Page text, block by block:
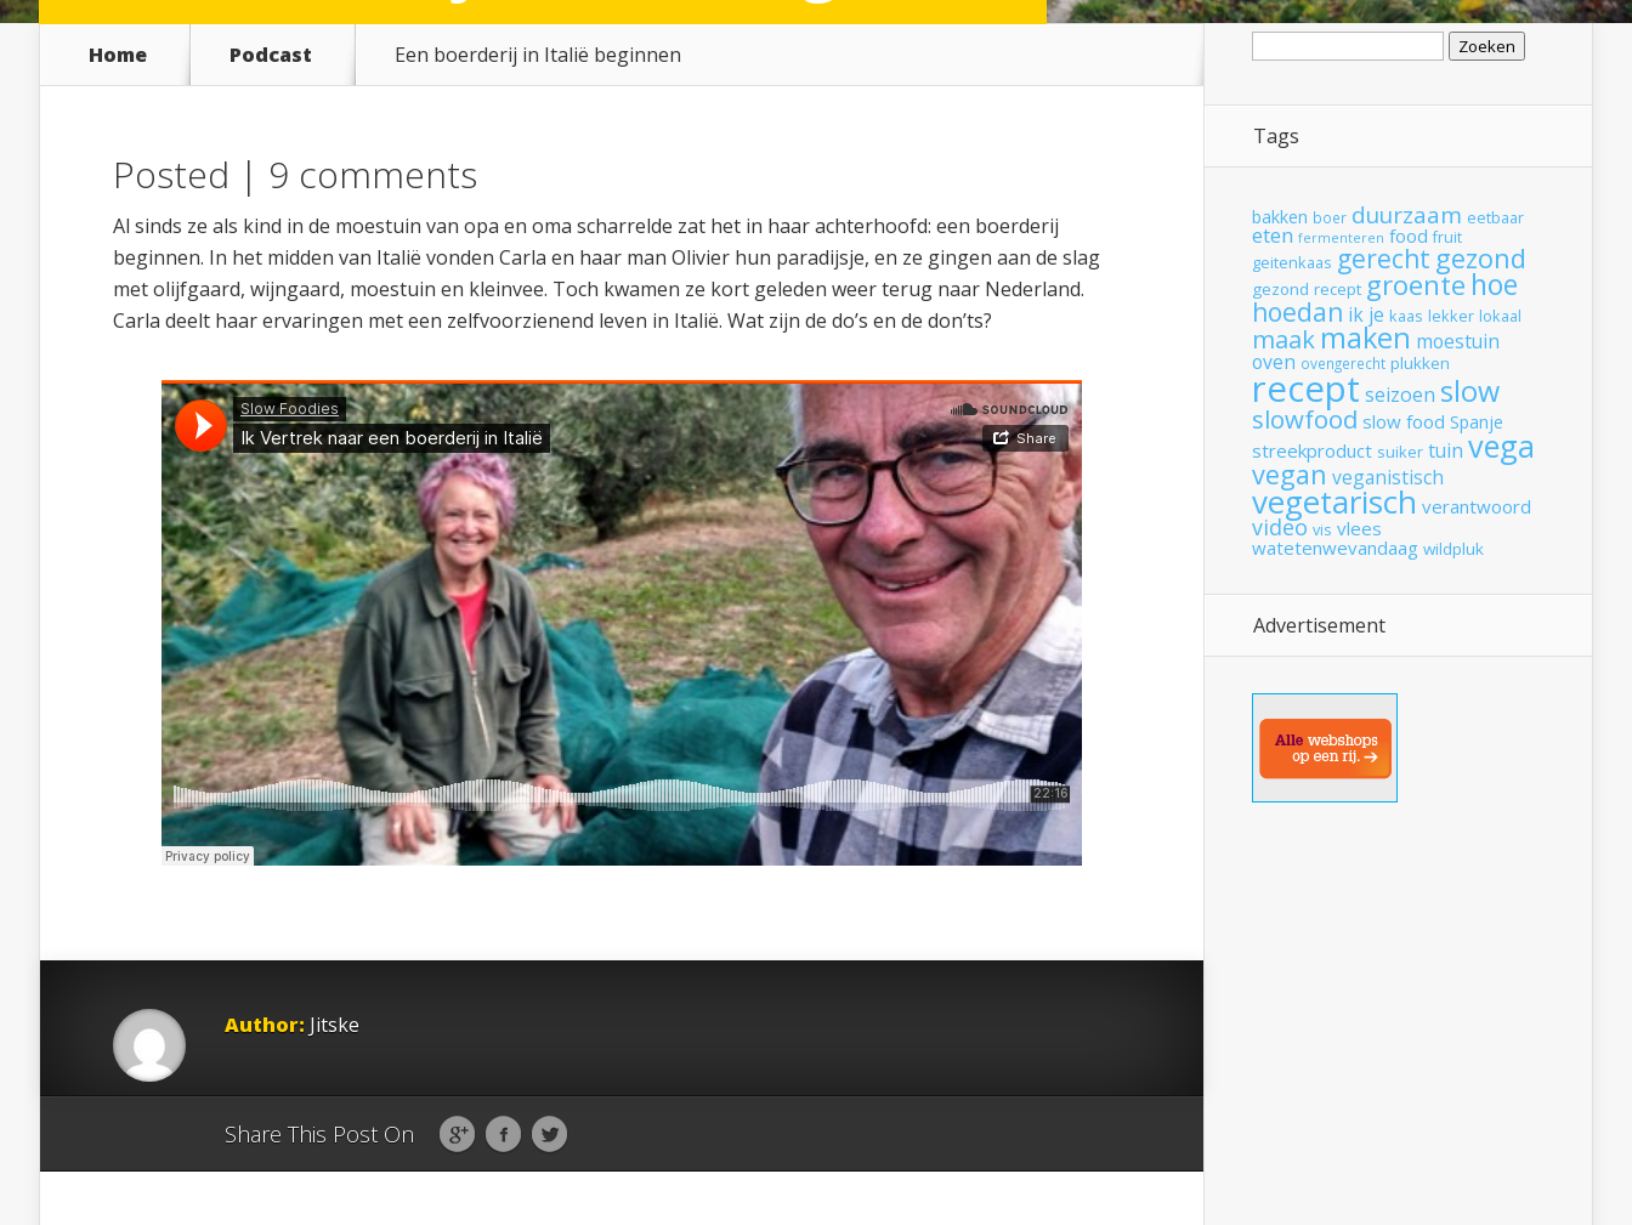
Home Podcast Een boerderij in Italië beginnen
Posted | 9 comments
Al sinds ze als kind in de moestuin van opa en oma scharrelde zat het in haar achterhoofd: een boerderij
beginnen. In het midden van Italië vonden Carla en haar man Olivier hun paradijsje, en ze gingen aan de slag
met olijfgaard, wijngaard, moestuin en kleinvee. Toch kwamen ze kort geleden weer terug naar Nederland.
Carla deelt haar ervaringen met een zelfvoorzienend leven in Italië. Wat zijn de do’s en de don’ts?
Author: Jitske
Share This Post On
Zoeken
Tags
bakken boer duurzaam eetbaar
eten fermenteren food fruit
geitenkaas gerecht gezond
gezond recept groente hoe
hoedan ik je kaas lekker lokaal
maak maken moestuin
oven ovengerecht plukken
recept seizoen slow
slowfood slow food Spanje
streekproduct suiker tuin vega
vegan veganistisch
vegetarisch verantwoord
video vis vlees
watetenwevandaag wildpluk
Advertisement